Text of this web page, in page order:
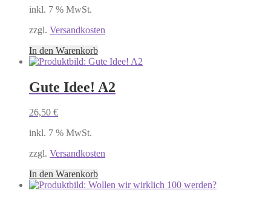
inkl. 7 % MwSt.
zzgl. Versandkosten
In den Warenkorb
Gute Idee! A2
26,50 €
inkl. 7 % MwSt.
zzgl. Versandkosten
In den Warenkorb